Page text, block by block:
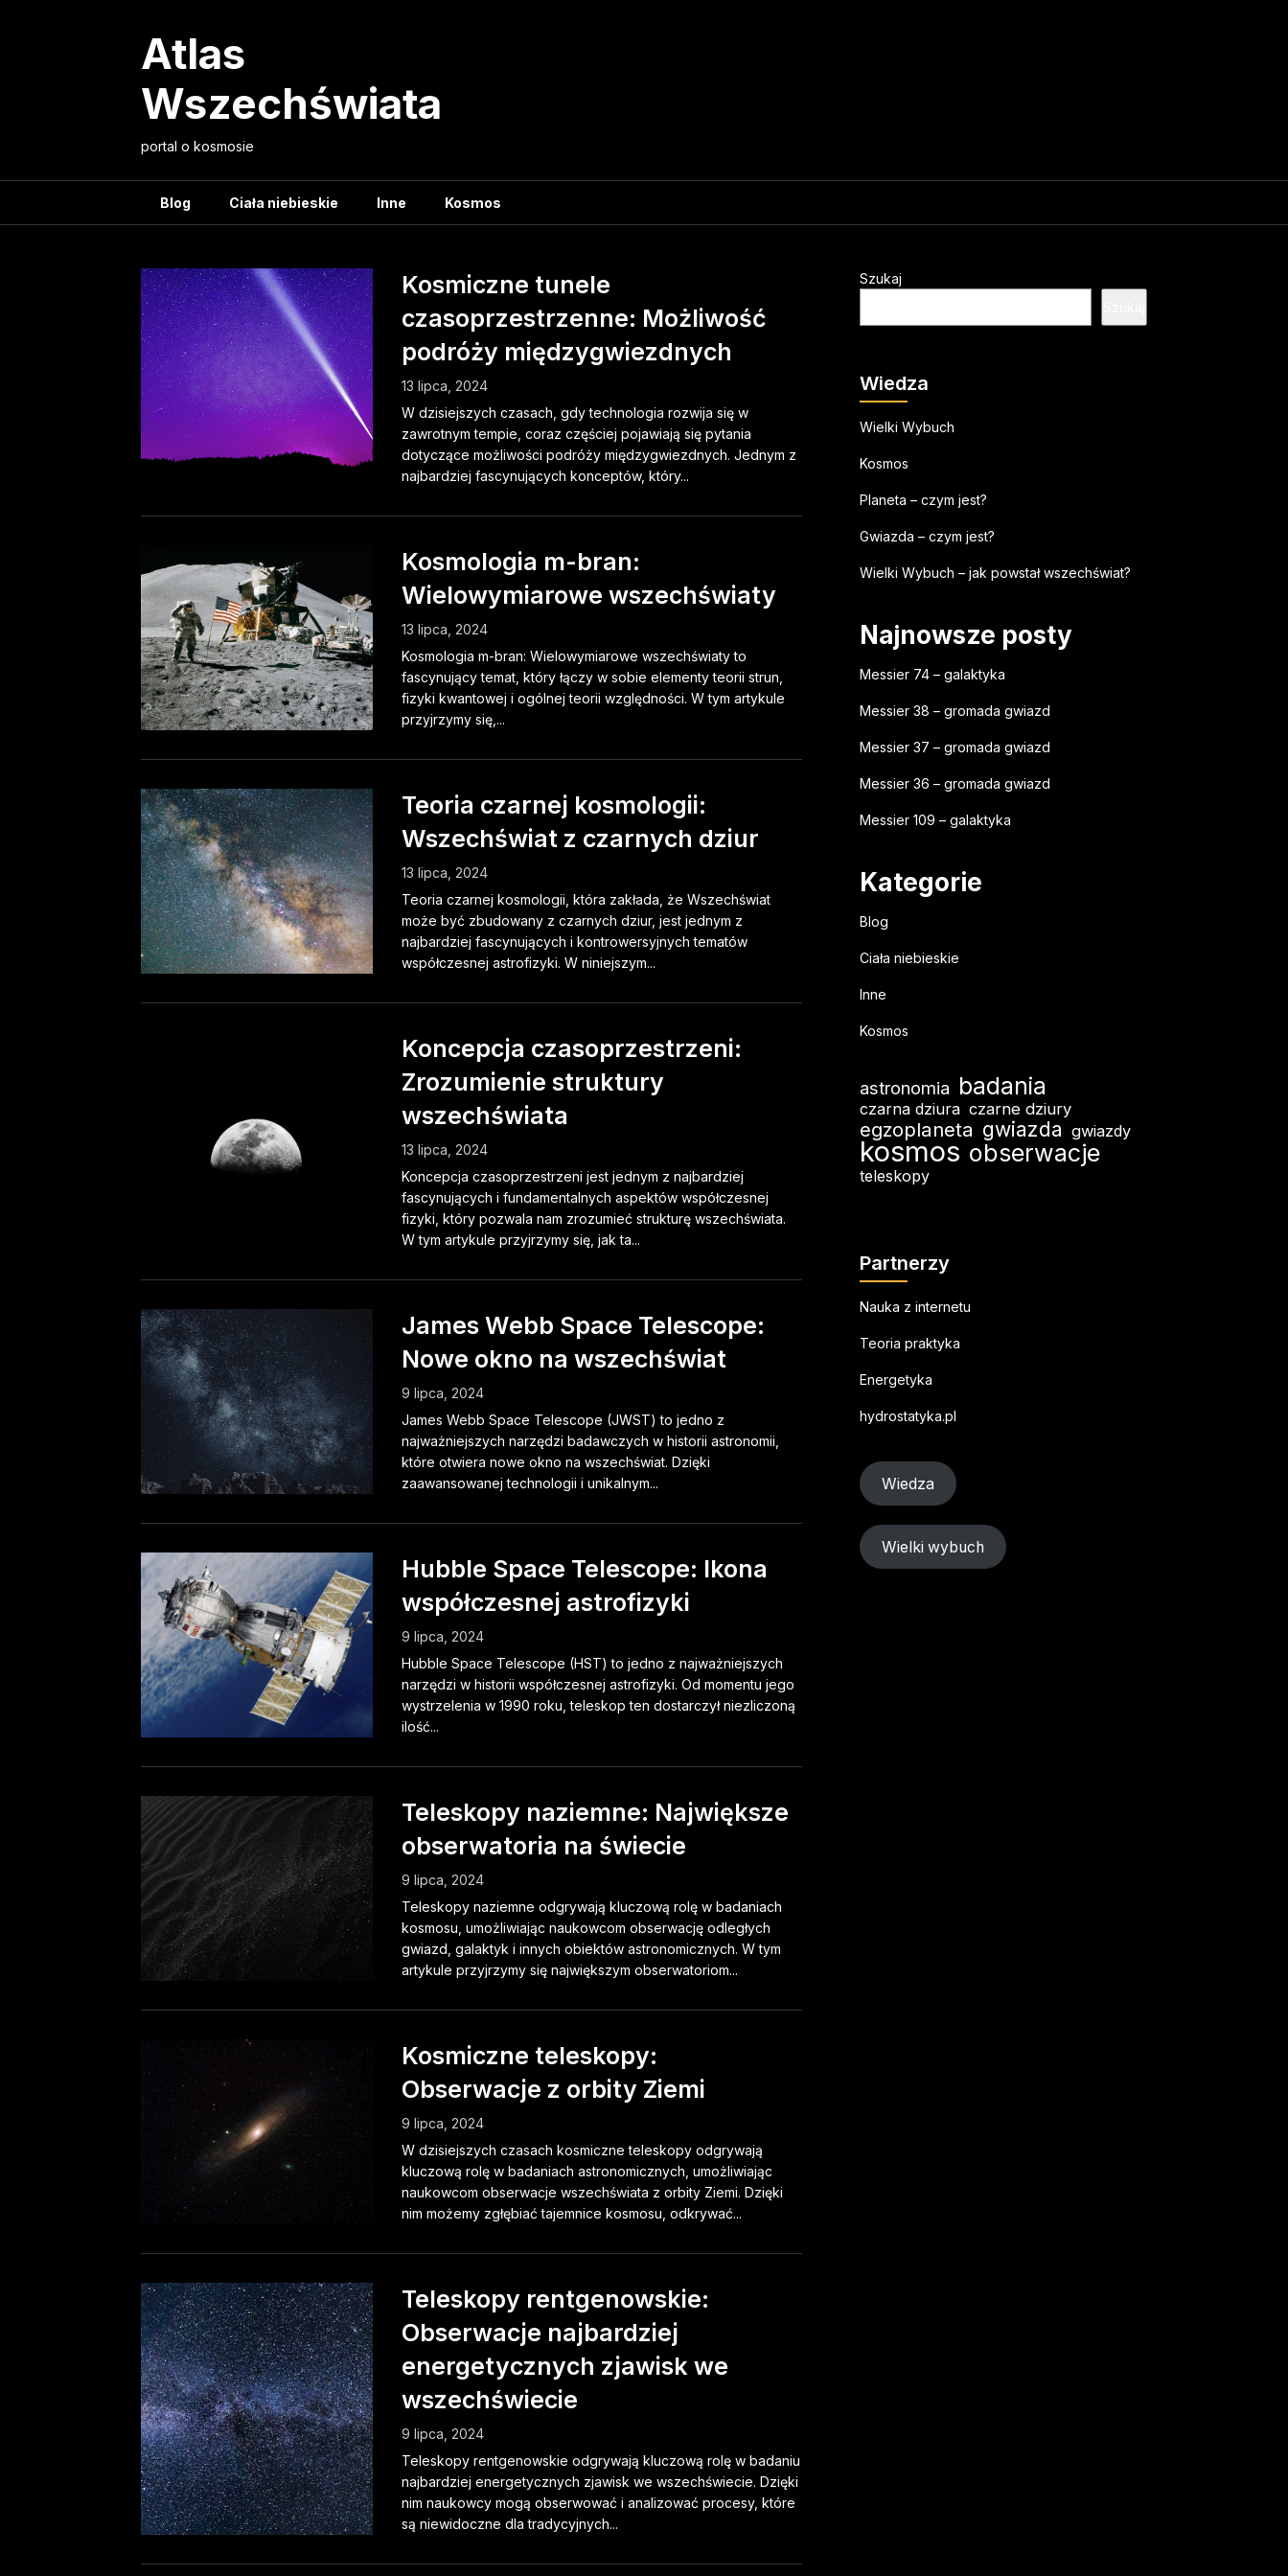
Atlas
Wszechświata
portal o kosmosie
Blog Ciała niebieskie Inne Kosmos
Kosmiczne tunele
czasoprzestrzenne: Możliwość
podróży międzygwiezdnych
13 lipca, 2024
W dzisiejszych czasach, gdy technologia rozwija się w
zawrotnym tempie, coraz częściej pojawiają się pytania
dotyczące możliwości podróży międzygwiezdnych. Jednym z
najbardziej fascynujących konceptów, który...
Kosmologia m-bran:
Wielowymiarowe wszechświaty
13 lipca, 2024
Kosmologia m-bran: Wielowymiarowe wszechświaty to
fascynujący temat, który łączy w sobie elementy teorii strun,
fizyki kwantowej i ogólnej teorii względności. W tym artykule
przyjrzymy się,...
Teoria czarnej kosmologii:
Wszechświat z czarnych dziur
13 lipca, 2024
Teoria czarnej kosmologii, która zakłada, że Wszechświat
może być zbudowany z czarnych dziur, jest jednym z
najbardziej fascynujących i kontrowersyjnych tematów
współczesnej astrofizyki. W niniejszym...
Koncepcja czasoprzestrzeni:
Zrozumienie struktury
wszechświata
13 lipca, 2024
Koncepcja czasoprzestrzeni jest jednym z najbardziej
fascynujących i fundamentalnych aspektów współczesnej
fizyki, który pozwala nam zrozumieć strukturę wszechświata.
W tym artykule przyjrzymy się, jak ta...
James Webb Space Telescope:
Nowe okno na wszechświat
9 lipca, 2024
James Webb Space Telescope (JWST) to jedno z
najważniejszych narzędzi badawczych w historii astronomii,
które otwiera nowe okno na wszechświat. Dzięki
zaawansowanej technologii i unikalnym...
Hubble Space Telescope: Ikona
współczesnej astrofizyki
9 lipca, 2024
Hubble Space Telescope (HST) to jedno z najważniejszych
narzędzi w historii współczesnej astrofizyki. Od momentu jego
wystrzelenia w 1990 roku, teleskop ten dostarczył niezliczoną
ilość...
Teleskopy naziemne: Największe
obserwatoria na świecie
9 lipca, 2024
Teleskopy naziemne odgrywają kluczową rolę w badaniach
kosmosu, umożliwiając naukowcom obserwację odległych
gwiazd, galaktyk i innych obiektów astronomicznych. W tym
artykule przyjrzymy się największym obserwatoriom...
Kosmiczne teleskopy:
Obserwacje z orbity Ziemi
9 lipca, 2024
W dzisiejszych czasach kosmiczne teleskopy odgrywają
kluczową rolę w badaniach astronomicznych, umożliwiając
naukowcom obserwacje wszechświata z orbity Ziemi. Dzięki
nim możemy zgłębiać tajemnice kosmosu, odkrywać...
Teleskopy rentgenowskie:
Obserwacje najbardziej
energetycznych zjawisk we
wszechświecie
9 lipca, 2024
Teleskopy rentgenowskie odgrywają kluczową rolę w badaniu
najbardziej energetycznych zjawisk we wszechświecie. Dzięki
nim naukowcy mogą obserwować i analizować procesy, które
są niewidoczne dla tradycyjnych...
Szukaj
Wiedza
Wielki Wybuch
Kosmos
Planeta – czym jest?
Gwiazda – czym jest?
Wielki Wybuch – jak powstał wszechświat?
Najnowsze posty
Messier 74 – galaktyka
Messier 38 – gromada gwiazd
Messier 37 – gromada gwiazd
Messier 36 – gromada gwiazd
Messier 109 – galaktyka
Kategorie
Blog
Ciała niebieskie
Inne
Kosmos
astronomia badania
czarna dziura czarne dziury
egzoplaneta gwiazda gwiazdy
kosmos obserwacje
teleskopy
Partnerzy
Nauka z internetu
Teoria praktyka
Energetyka
hydrostatyka.pl
Wiedza
Wielki wybuch